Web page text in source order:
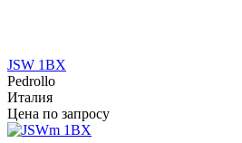
JSW 1BX
Pedrollo
Италия
Цена по запросу